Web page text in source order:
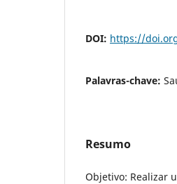
DOI: https://
Palavras-chave:
Resumo
Objetivo: Realizar